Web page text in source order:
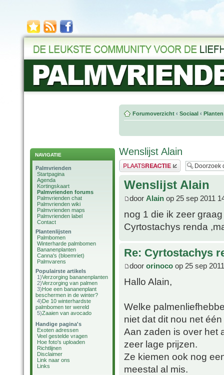
NAVIGATIE
Palmvrienden
Startpagina
Agenda
Kortingskaart
Palmvrienden forums
Palmvrienden chat
Palmvrienden wiki
Palmvrienden maps
Palmvrienden label
Contact
Plantenlijsten
Palmbomen
Winterharde palmbomen
Bananenplanten
Canna's (bloemriet)
Palmvarens
Populairste artikels
1)Verzorging bananenplanten
2)Verzorging van palmen
3)Hoe een bananenplant
beschermen in de winter?
4)De 10 winterhardste
palmbomen ter wereld
5)Zaaien van avocado
Handige pagina's
Exoten adressen
Veel gestelde vragen
Hoe foto's uploaden
Richtlijnen
Disclaimer
Link naar ons
Links
Forumoverzicht ‹ Sociaal ‹
Wenslijst Alain
Plaats een reactie
Wenslijst Alain
door Alain op 25 sep 2011
nog 1 die ik zeer
Cyrtostachys renda
Re: Cyrtostachys
door orinoco op 25 sep
Hallo Alain,
Welke
niet dat dit nou net
Aan zaden is over het
zeer lage prijzen.
Ze kiemen ook nog
meestal al mis.